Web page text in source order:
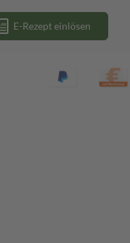
E-Rezept einlösen